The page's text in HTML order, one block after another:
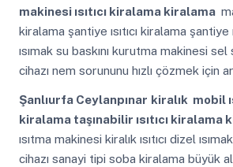
makinesi ısıtıcı kiralama kiralama
kiralama şantiye ısıtıcı kiralama şantiye
ısımak su baskını kurutma makinesi
cihazı nem sorununu hızlı çözmek için
Şanlıurfa Ceylanpınar kiralık mobil
kiralama taşınabilir ısıtıcı kiralama
ısıtma makinesi kiralık ısıtıcı dizel ısımak
cihazı sanayi tipi soba kiralama büyük